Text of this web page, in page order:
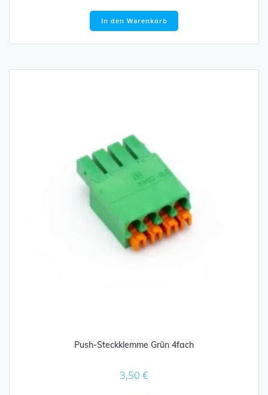
In den Warenkorb
Push-Steckklemme Grün 4fach
3,50 €